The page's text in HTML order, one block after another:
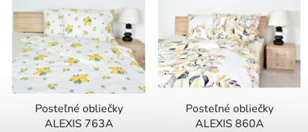
Posteľné obliečky
ALEXIS 763A
Posteľné obliečky
ALEXIS 860A